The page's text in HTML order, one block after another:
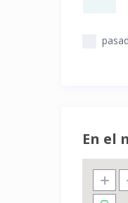
En el